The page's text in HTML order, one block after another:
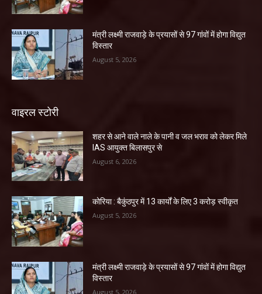
मंत्री लक्ष्मी राजवाड़े के प्रयासों से 97 गांवों में होगा विद्युत
विस्तार
August 5, 2026
वाइरल स्टोरी
शहर से आने वाले नाले के पानी व जल भराव को लेकर मिले
IAS आयुक्त बिलासपुर से
August 6, 2026
कोरिया : बैकुंठपुर में 13 कार्यों के लिए 3 करोड़ स्वीकृत
August 5, 2026
मंत्री लक्ष्मी राजवाड़े के प्रयासों से 97 गांवों में होगा विद्युत
विस्तार
August 5, 2026